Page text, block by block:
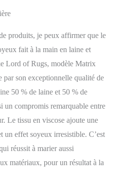
un coin lecture avec
et le tapis, il s'adapte à
tous les types de
décoration intérieure.
Fabriqué à la main à
partir de laine et
viscose, ce tapis
durabilité, résistance,
douceur, confort et
entretien facile. La
la main en Inde avec
produits, je peux affirmer que le
fait à la main en laine et
Lord of Rugs, modèle Matrix
par son exceptionnelle qualité de
50 % de laine et 50 % de
un compromis remarquable entre
Le tissu en viscose ajoute une
un effet soyeux irresistible. C’est
réussit à marier aussi
matériaux, pour un résultat à la